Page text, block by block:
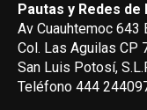
Pautas y Redes de
Av Cuauhtemoc 643
Col. Las Aguilas CP
San Luis Potosí,
Teléfono 444